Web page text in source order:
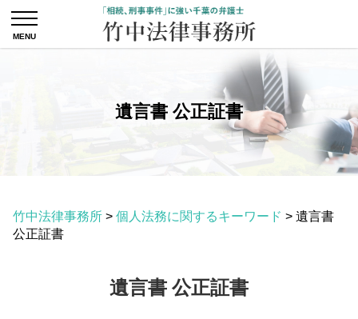
遺言書 公正証書
竹中法律事務所 > 個人法務に関するキーワード > 遺言書
公正証書
遺言書 公正証書